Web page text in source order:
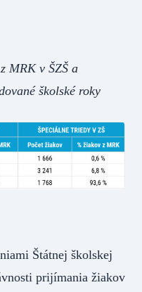
MRK v ŠZŠ a
školské roky
Štátnej školskej
prijímania žiakov